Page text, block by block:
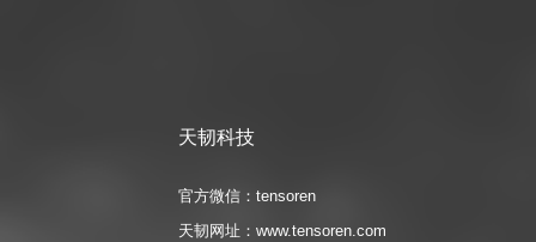
天韧科技
官方微信：tensoren
天韧网址：www.tensoren.com